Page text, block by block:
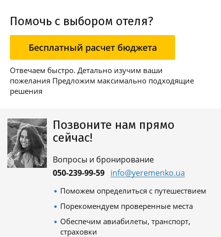
Помочь с выбором отеля?
Бесплатный расчет бюджета
Отвечаем быстро. Детально изучим ваши
пожелания Предложим максимально подходящие
решения
Позвоните нам прямо
сейчас!
Вопросы и бронирование
050-239-99-59 info@yeremenko.ua
Поможем определиться с путешествием
Порекомендуем проверенные места
Обеспечим авиабилеты, транспорт,
страховки